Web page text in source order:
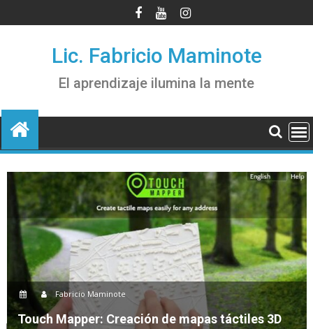
al
Lic. Fabricio Maminote
El aprendizaje ilumina la mente
mapas táctiles 3D